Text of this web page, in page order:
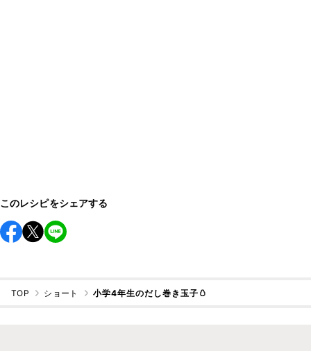
このレシピをシェアする
TOP ショート 小学4年生のだし巻き玉子🥚